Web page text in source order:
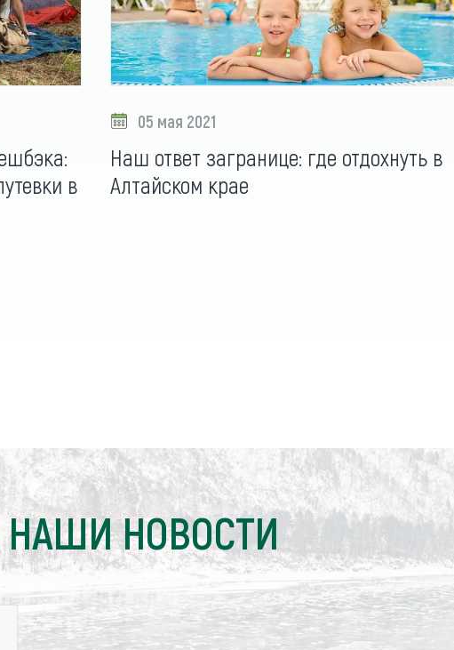
в
05 мая 2021
Наш ответ загранице: где отдохнуть в
Алтайском крае
НОВОСТИ